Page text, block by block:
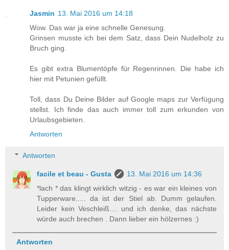
Jasmin 13. Mai 2016 um 14:18
Wow. Das war ja eine schnelle Genesung.
Grinsen musste ich bei dem Satz, dass Dein Nudelholz zu
Bruch ging.
Es gibt extra Blumentöpfe für Regenrinnen. Die habe ich
hier mit Petunien gefüllt.
Toll, dass Du Deine Bilder auf Google maps zur Verfügung
stellst. Ich finde das auch immer toll zum erkunden von
Urlaubsgebieten.
Antworten
Antworten
facile et beau - Gusta
13. Mai 2016 um 14:36
*lach * das klingt wirklich witzig - es war ein kleines von
Tupperware..... da ist der Stiel ab. Dumm gelaufen.
Leider kein Veschleiß.... und ich denke, das nächste
würde auch brechen . Dann lieber ein hölzernes :)
Antworten